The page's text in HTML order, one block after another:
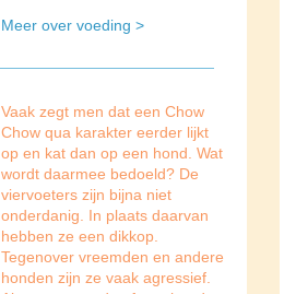
Meer over voeding >
Vaak zegt men dat een Chow
Chow qua karakter eerder lijkt
op en kat dan op een hond. Wat
wordt daarmee bedoeld? De
viervoeters zijn bijna niet
onderdanig. In plaats daarvan
hebben ze een dikkop.
Tegenover vreemden en andere
honden zijn ze vaak agressief.